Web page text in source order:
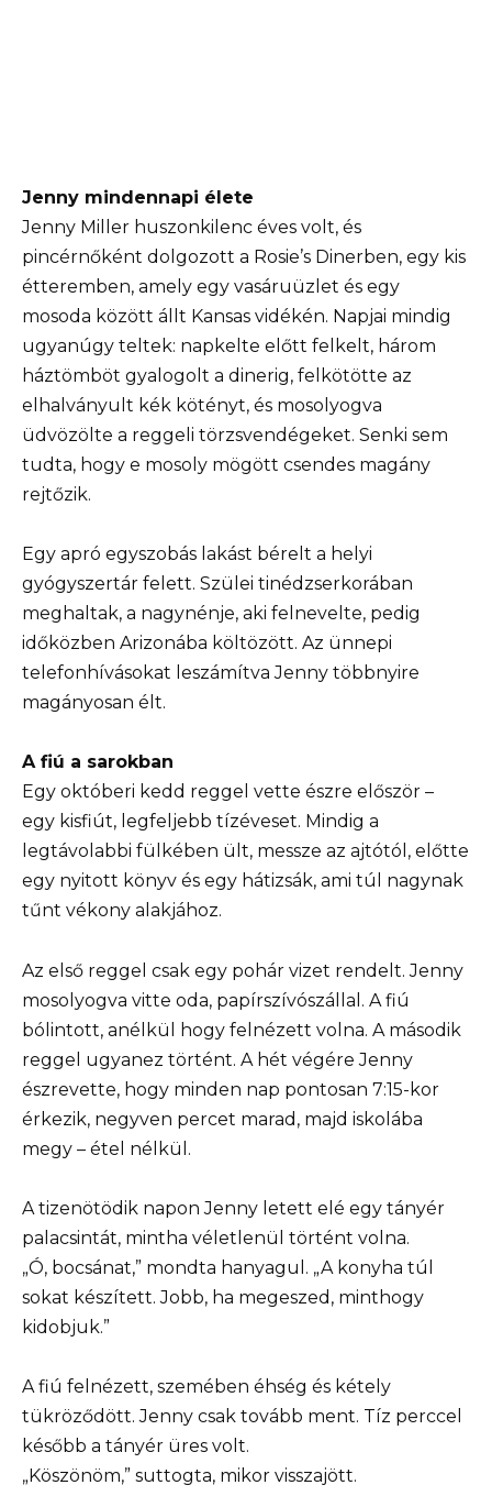
Jenny mindennapi élete
Jenny Miller huszonkilenc éves volt, és
pincérnőként dolgozott a Rosie’s Dinerben, egy kis
étteremben, amely egy vasáruüzlet és egy
mosoda között állt Kansas vidékén. Napjai mindig
ugyanúgy teltek: napkelte előtt felkelt, három
háztömböt gyalogolt a dinerig, felkötötte az
elhalványult kék kötényt, és mosolyogva
üdvözölte a reggeli törzsvendégeket. Senki sem
tudta, hogy e mosoly mögött csendes magány
rejtőzik.
Egy apró egyszobás lakást bérelt a helyi
gyógyszertár felett. Szülei tinédzserkorában
meghaltak, a nagynénje, aki felnevelte, pedig
időközben Arizonába költözött. Az ünnepi
telefonhívásokat leszámítva Jenny többnyire
magányosan élt.
A fiú a sarokban
Egy októberi kedd reggel vette észre először –
egy kisfiút, legfeljebb tízéveset. Mindig a
legtávolabbi fülkében ült, messze az ajtótól, előtte
egy nyitott könyv és egy hátizsák, ami túl nagynak
tűnt vékony alakjához.
Az első reggel csak egy pohár vizet rendelt. Jenny
mosolyogva vitte oda, papírszívószállal. A fiú
bólintott, anélkül hogy felnézett volna. A második
reggel ugyanez történt. A hét végére Jenny
észrevette, hogy minden nap pontosan 7:15-kor
érkezik, negyven percet marad, majd iskolába
megy – étel nélkül.
A tizenötödik napon Jenny letett elé egy tányér
palacsintát, mintha véletlenül történt volna.
„Ó, bocsánat,” mondta hanyagul. „A konyha túl
sokat készített. Jobb, ha megeszed, minthogy
kidobjuk.”
A fiú felnézett, szemében éhség és kétely
tükröződött. Jenny csak tovább ment. Tíz perccel
később a tányér üres volt.
„Köszönöm,” suttogta, mikor visszajött.